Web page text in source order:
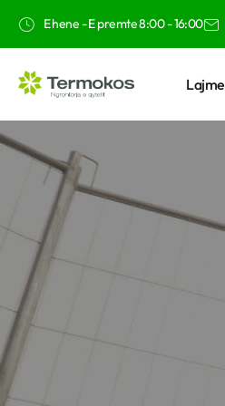
E hene - E premte 8:00 - 16:00
Lajme